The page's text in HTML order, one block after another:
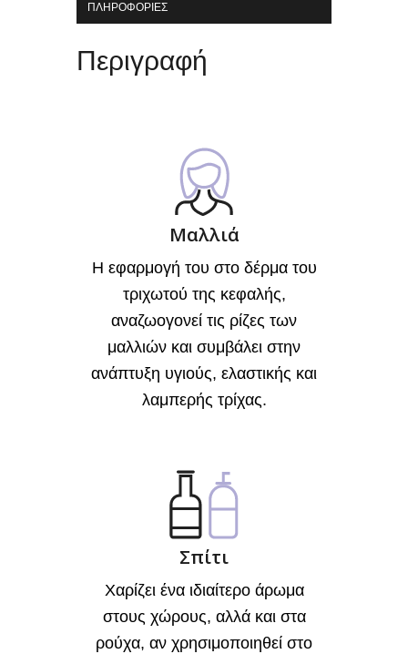
ΠΛΗΡΟΦΟΡΊΕΣ
Περιγραφή
Μαλλιά
Η εφαρμογή του στο δέρμα του
τριχωτού της κεφαλής,
αναζωογονεί τις ρίζες των
μαλλιών και συμβάλει στην
ανάπτυξη υγιούς, ελαστικής και
λαμπερής τρίχας.
Σπίτι
Χαρίζει ένα ιδιαίτερο άρωμα
στους χώρους, αλλά και στα
ρούχα, αν χρησιμοποιηθεί στο